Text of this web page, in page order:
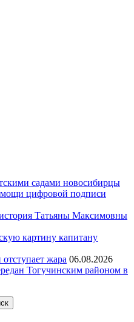
садами новосибирцы
цифровой подписи
история Татьяны Максимовны
картину капитану
жара 06.08.2026
Тогучинским районом в